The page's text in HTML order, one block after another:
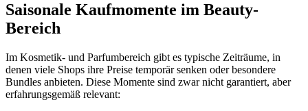
Saisonale Kaufmomente im Beauty-
Bereich
Im Kosmetik- und Parfumbereich gibt es typische Zeiträume, in
denen viele Shops ihre Preise temporär senken oder besondere
Bundles anbieten. Diese Momente sind zwar nicht garantiert, aber
erfahrungsgemäß relevant: